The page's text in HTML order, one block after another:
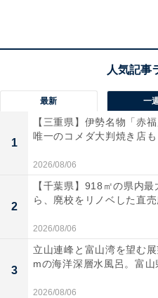
「レッツ高浜」の口コミ
「レッツ高浜」には以下の
最新 一
1
【三重県】伊勢名物「赤
唯一のコメダ大判焼き店も
2026/08/06
2
【千葉県】918㎡の県内
ら、廃校をリノベした直
2026/08/06
3
立山連峰と富山湾を望む
mの海洋深層水風呂。富山
2026/08/06